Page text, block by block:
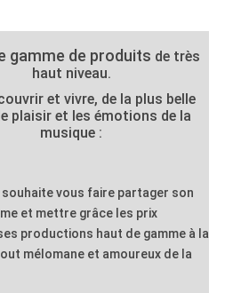
gamme de produits de très
haut niveau.
et vivre, de la plus belle
plaisir et les émotions de la
musique :
souhaite vous faire partager son
et mettre grâce les prix
productions haut de gamme à la
mélomane et amoureux de la